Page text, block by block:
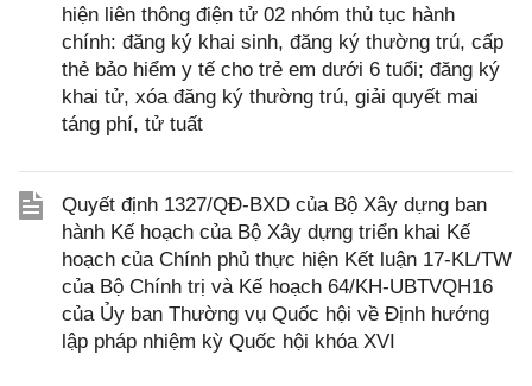
hiện liên thông điện tử 02 nhóm thủ tục hành
chính: đăng ký khai sinh, đăng ký thường trú, cấp
thẻ bảo hiểm y tế cho trẻ em dưới 6 tuổi; đăng ký
khai tử, xóa đăng ký thường trú, giải quyết mai
táng phí, tử tuất
Quyết định 1327/QĐ-BXD của Bộ Xây dựng ban
hành Kế hoạch của Bộ Xây dựng triển khai Kế
hoạch của Chính phủ thực hiện Kết luận 17-KL/TW
của Bộ Chính trị và Kế hoạch 64/KH-UBTVQH16
của Ủy ban Thường vụ Quốc hội về Định hướng
lập pháp nhiệm kỳ Quốc hội khóa XVI